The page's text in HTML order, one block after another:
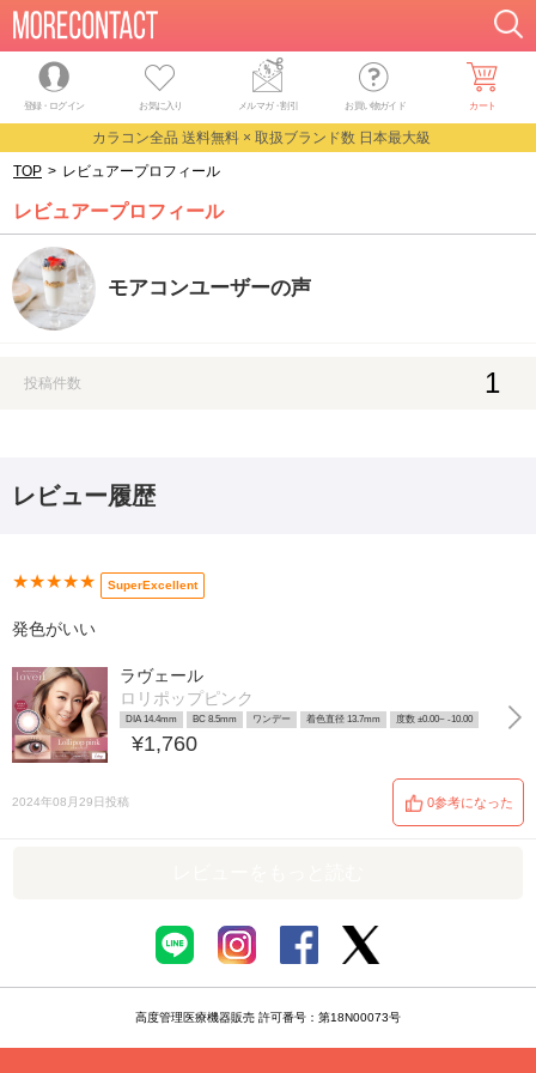
登録・ログイン お気に入り メルマガ・割引 お買い物ガイド カート
カラコン全品 送料無料 × 取扱ブランド数 日本最大級
TOP > レビュアープロフィール
レビュアープロフィール
モアコンユーザーの声
投稿件数 1
レビュー履歴
★★★★★ SuperExcellent
発色がいい
ラヴェール
ロリポップピンク
DIA 14.4mm BC 8.5mm ワンデー 着色直径 13.7mm 度数 ±0.00~ -10.00
¥1,760
2024年08月29日投稿 0参考になった
高度管理医療機器販売 許可番号：第18N00073号